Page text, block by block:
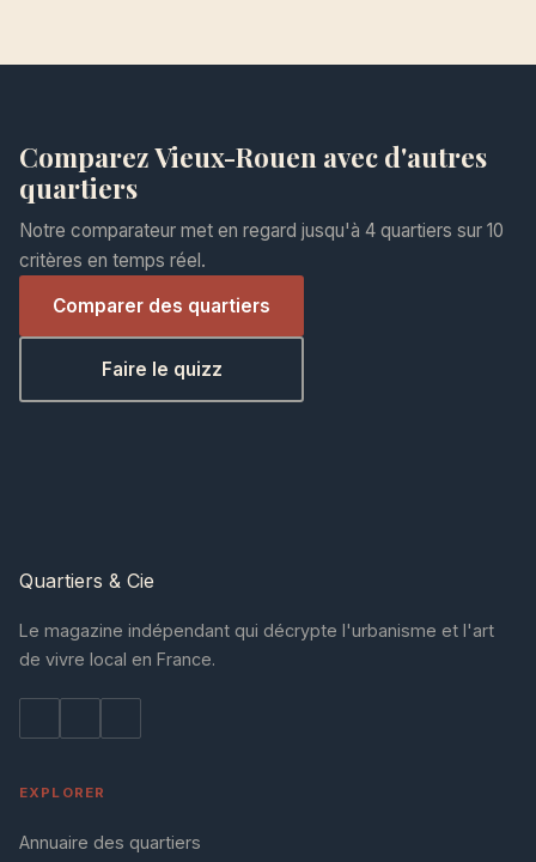
Comparez Vieux-Rouen avec d'autres
quartiers
Notre comparateur met en regard jusqu'à 4 quartiers sur 10
critères en temps réel.
Comparer des quartiers
Faire le quizz
Quartiers & Cie
Le magazine indépendant qui décrypte l'urbanisme et l'art
de vivre local en France.
EXPLORER
Annuaire des quartiers